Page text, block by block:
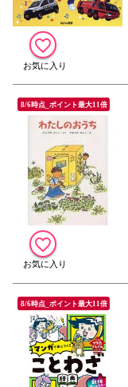
8/6時点_ポイント最大11倍
8/6時点_ポイント最大11倍